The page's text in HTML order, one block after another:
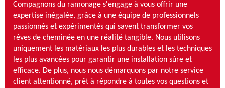
Compagnons du ramonage s'engage à vous offrir une
expertise inégalée, grâce à une équipe de professionnels
passionnés et expérimentés qui savent transformer vos
rêves de cheminée en une réalité tangible. Nous utilisons
uniquement les matériaux les plus durables et les techniques
les plus avancées pour garantir une installation sûre et
efficace. De plus, nous nous démarquons par notre service
client attentionné, prêt à répondre à toutes vos questions et